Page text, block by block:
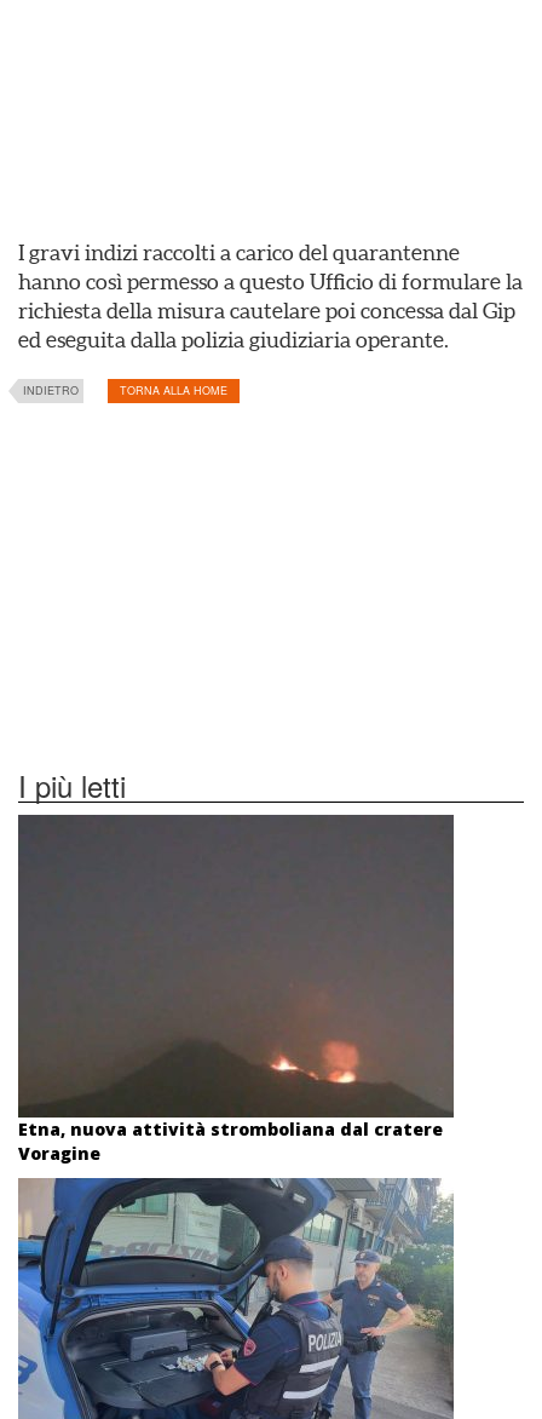
I gravi indizi raccolti a carico del quarantenne
hanno così permesso a questo Ufficio di formulare la
richiesta della misura cautelare poi concessa dal Gip
ed eseguita dalla polizia giudiziaria operante.
INDIETRO TORNA ALLA HOME
I più letti
Etna, nuova attività stromboliana dal cratere
Voragine